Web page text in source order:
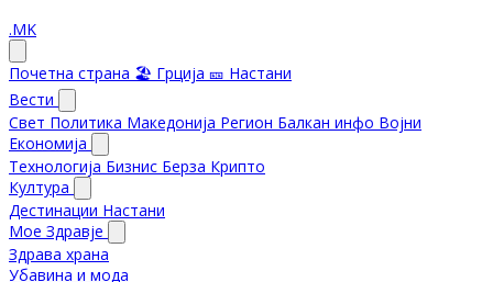
.MK
Почетна страна 🏖️ Грција 🎫 Настани
Вести
Свет Политика Македонија Регион Балкан инфо Војни
Економија
Технологија Бизнис Берза Крипто
Култура
Дестинации Настани
Мое Здравје
Здрава храна
Убавина и мода